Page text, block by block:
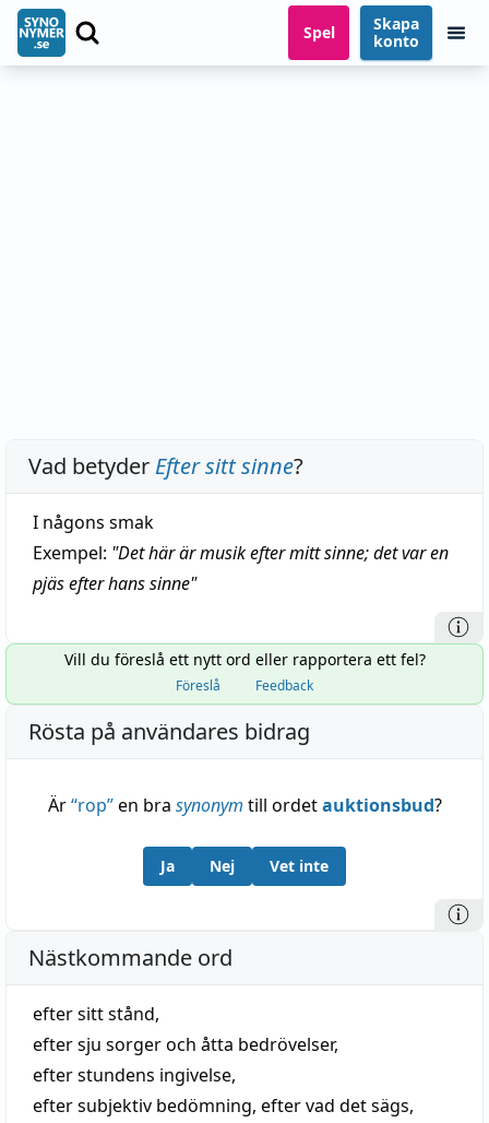
Spel
Skapa
konto
Vad betyder Efter sitt sinne?
I någons smak
Exempel: "Det här är musik efter mitt sinne; det var en
pjäs efter hans sinne"
Vill du föreslå ett nytt ord eller rapportera ett fel?
Föreslå Feedback
Rösta på användares bidrag
Är“rop”en bra synonym till ordetauktionsbud?
Ja Nej Vet inte
Nästkommande ord
efter sitt stånd,
efter sju sorger och åtta bedrövelser,
efter stundens ingivelse,
efter subjektiv bedömning, efter vad det sägs,